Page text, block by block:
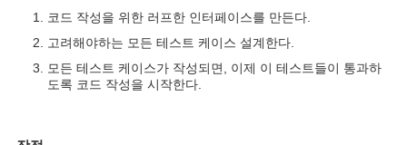
코드 작성을 위한 러프한 인터페이스를 만든다.
고려해야하는 모든 테스트 케이스 설계한다.
모든 테스트 케이스가 작성되면, 이제 이 테스트들이 통과하
도록 코드 작성을 시작한다.